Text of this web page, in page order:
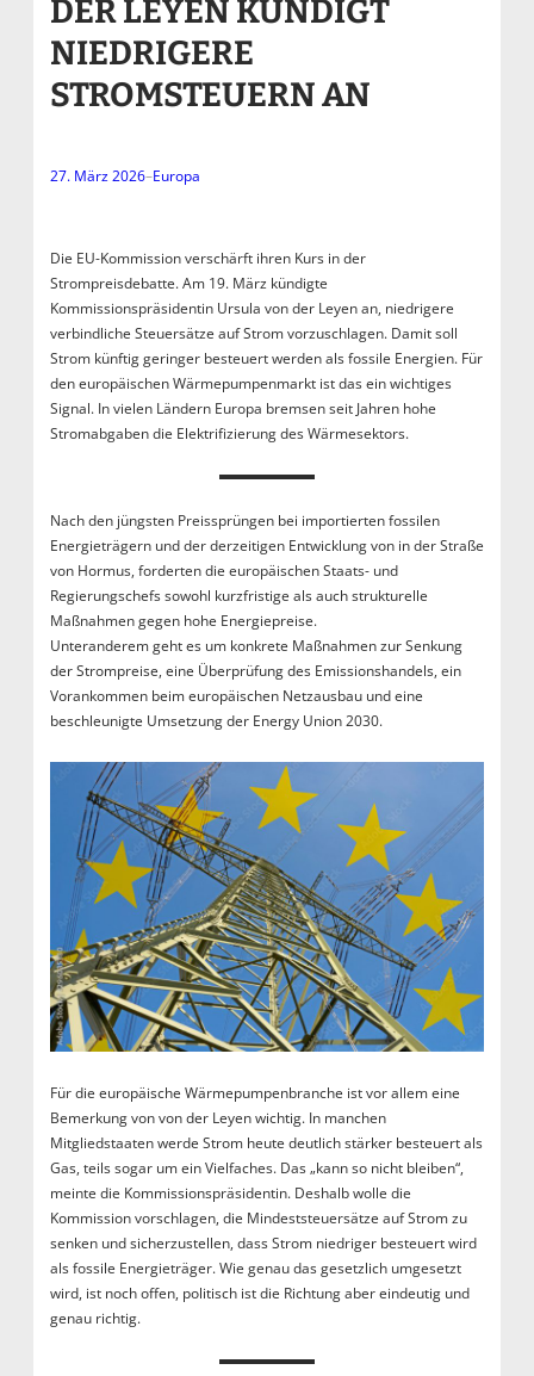
DER LEYEN KÜNDIGT
NIEDRIGERE
STROMSTEUERN AN
27. März 2026–Europa
Die EU-Kommission verschärft ihren Kurs in der
Strompreisdebatte. Am 19. März kündigte
Kommissionspräsidentin Ursula von der Leyen an, niedrigere
verbindliche Steuersätze auf Strom vorzuschlagen. Damit soll
Strom künftig geringer besteuert werden als fossile Energien. Für
den europäischen Wärmepumpenmarkt ist das ein wichtiges
Signal. In vielen Ländern Europa bremsen seit Jahren hohe
Stromabgaben die Elektrifizierung des Wärmesektors.
Nach den jüngsten Preissprüngen bei importierten fossilen
Energieträgern und der derzeitigen Entwicklung von in der Straße
von Hormus, forderten die europäischen Staats- und
Regierungschefs sowohl kurzfristige als auch strukturelle
Maßnahmen gegen hohe Energiepreise.
Unteranderem geht es um konkrete Maßnahmen zur Senkung
der Strompreise, eine Überprüfung des Emissionshandels, ein
Vorankommen beim europäischen Netzausbau und eine
beschleunigte Umsetzung der Energy Union 2030.
Für die europäische Wärmepumpenbranche ist vor allem eine
Bemerkung von von der Leyen wichtig. In manchen
Mitgliedstaaten werde Strom heute deutlich stärker besteuert als
Gas, teils sogar um ein Vielfaches. Das „kann so nicht bleiben“,
meinte die Kommissionspräsidentin. Deshalb wolle die
Kommission vorschlagen, die Mindeststeuersätze auf Strom zu
senken und sicherzustellen, dass Strom niedriger besteuert wird
als fossile Energieträger. Wie genau das gesetzlich umgesetzt
wird, ist noch offen, politisch ist die Richtung aber eindeutig und
genau richtig.